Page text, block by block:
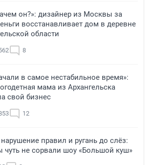
он?»: дизайнер из Москвы за
восстанавливает дом в деревне
области
8
в самое нестабильное время»:
мама из Архангельска
свой бизнес
12
нарушение правил и ругань до слёз:
чуть не сорвали шоу «Большой куш»